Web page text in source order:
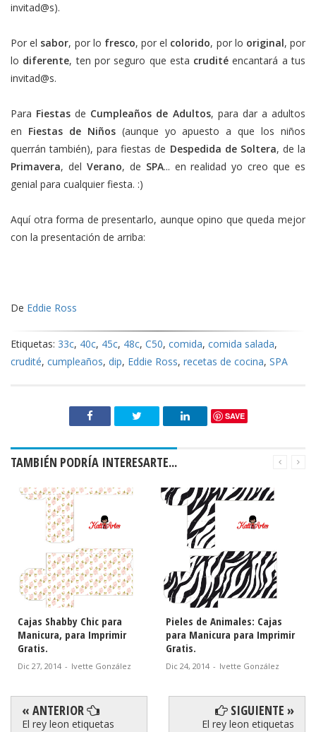
invitad@s).
Por el sabor, por lo fresco, por el colorido, por lo original, por
lo diferente, ten por seguro que esta cruditéencantará a tus
invitad@s.
Para Fiestasde Cumpleaños de Adultos, para dar a adultos
en Fiestas de Niños(aunque yo apuesto a que los niños
querrán también), para fiestas de Despedida de Soltera, de la
Primavera, del Verano, de SPA... en realidad yo creo que es
genial para cualquier fiesta. :)
Aquí otra forma de presentarlo, aunque opino que queda mejor
con la presentación de arriba:
De Eddie Ross
Etiquetas: 33c, 40c, 45c, 48c, C50, comida, comida salada,
crudité, cumpleaños, dip, Eddie Ross, recetas de cocina, SPA
SAVE
TAMBIÉN PODRÍA INTERESARTE...
Cajas Shabby Chic para
Manicura, para Imprimir
Gratis.
Dic 27, 2014 - Ivette González
Pieles de Animales: Cajas
para Manicura para Imprimir
Gratis.
Dic 24, 2014 - Ivette González
« ANTERIOR
El rey leon etiquetas
SIGUIENTE »
El rey leon etiquetas